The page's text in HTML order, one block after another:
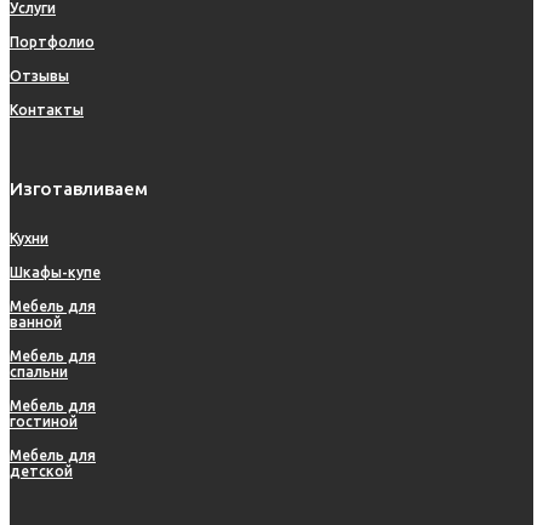
Услуги
Портфолио
Отзывы
Контакты
Изготавливаем
Кухни
Шкафы-купе
Мебель для
ванной
Мебель для
спальни
Мебель для
гостиной
Мебель для
детской